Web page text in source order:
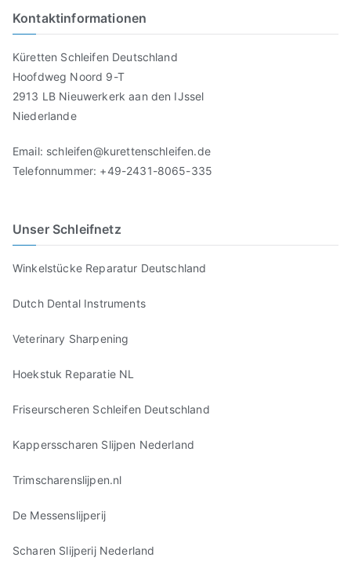
Kontaktinformationen
Küretten Schleifen Deutschland
Hoofdweg Noord 9-T
2913 LB Nieuwerkerk aan den IJssel
Niederlande
Email: schleifen@kurettenschleifen.de
Telefonnummer: +49-2431-8065-335
Unser Schleifnetz
Winkelstücke Reparatur Deutschland
Dutch Dental Instruments
Veterinary Sharpening
Hoekstuk Reparatie NL
Friseurscheren Schleifen Deutschland
Kappersscharen Slijpen Nederland
Trimscharenslijpen.nl
De Messenslijperij
Scharen Slijperij Nederland